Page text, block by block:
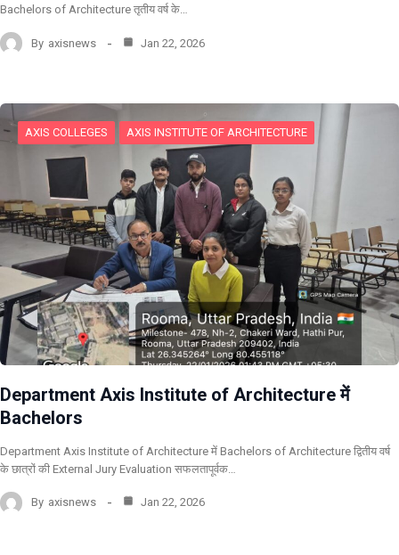
Bachelors of Architecture तृतीय वर्ष के…
By axisnews Jan 22, 2026
AXIS COLLEGES AXIS INSTITUTE OF ARCHITECTURE
Department Axis Institute of Architecture में
Bachelors
Department Axis Institute of Architecture में Bachelors of Architecture द्वितीय वर्ष
के छात्रों की External Jury Evaluation सफलतापूर्वक…
By axisnews Jan 22, 2026